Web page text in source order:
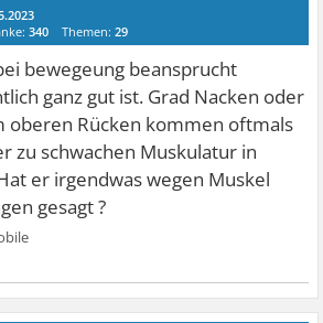
340 Themen:29
bewegeung beansprucht
ganz gut ist. Grad Nacken oder
oberen Rücken kommen oftmals
zu schwachen Muskulatur in
er irgendwas wegen Muskel
gesagt ?